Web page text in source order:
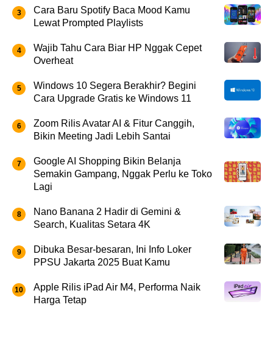
Cara Baru Spotify Baca Mood Kamu
Lewat Prompted Playlists
Wajib Tahu Cara Biar HP Nggak Cepet
Overheat
Windows 10 Segera Berakhir? Begini
Cara Upgrade Gratis ke Windows 11
Zoom Rilis Avatar AI & Fitur Canggih,
Bikin Meeting Jadi Lebih Santai
Google AI Shopping Bikin Belanja
Semakin Gampang, Nggak Perlu ke Toko
Lagi
Nano Banana 2 Hadir di Gemini &
Search, Kualitas Setara 4K
Dibuka Besar-besaran, Ini Info Loker
PPSU Jakarta 2025 Buat Kamu
Apple Rilis iPad Air M4, Performa Naik
Harga Tetap